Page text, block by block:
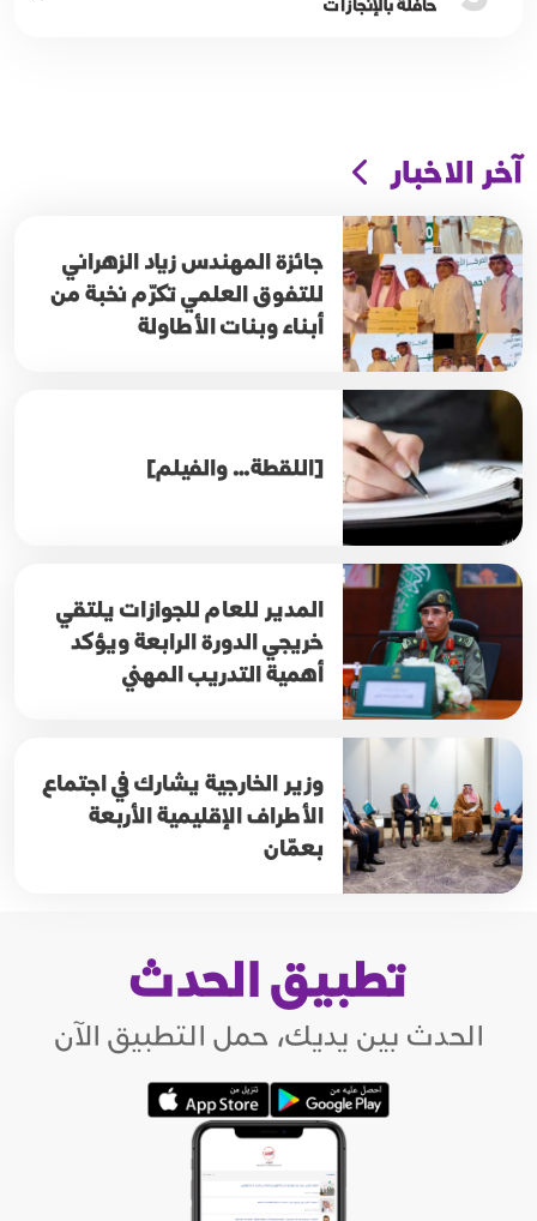
آخر الاخبار
جائزة المهندس زياد الزهراني
للتفوق العلمي تكرّم نخبة من
أبناء وبنات الأطاولة
[اللقطة… والفيلم]
المدير للعام للجوازات يلتقي
خريجي الدورة الرابعة ويؤكد
أهمية التدريب المهني
وزير الخارجية يشارك في اجتماع
الأطراف الإقليمية الأربعة
بعمّان
تطبيق الحدث
الحدث بين يديك، حمل التطبيق الآن